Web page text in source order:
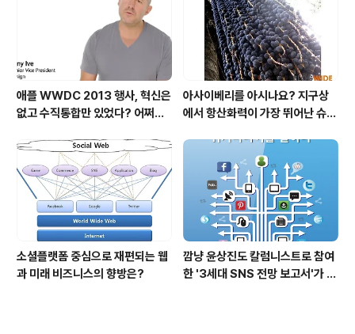
애플 WWDC 2013 행사, 혁신은
없고 수직통합만 있었다? 어쩌면
아사이베리를 아시나요? 지구상
에서 항산화력이 가장 뛰어난 슈퍼
소셜플랫폼 중심으로 재편되는 웹
과 미래 비즈니스의 향방은?
깜냥 윤상진도 칼럼니스트로 참여
한 '3세대 SNS 전망 보고서'가 발